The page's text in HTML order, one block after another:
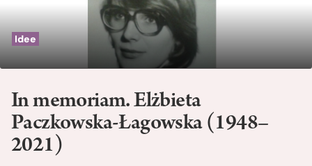
Idee
In memoriam. Elżbieta
Paczkowska-Łagowska (1948–
2021)